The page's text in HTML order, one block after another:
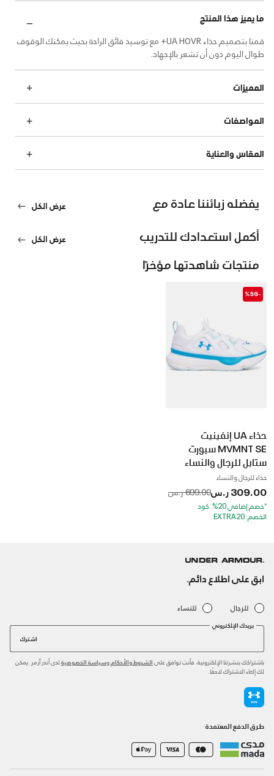
ما يميز هذا المنتج
قمنا بتصميم حذاء UA HOVR+ مع توسيد فائق الراحة بحيث يمكنك الوقوف
طوال اليوم دون أن تشعر بالإجهاد.
المميزات
المواصفات
المقاس والعناية
يفضله زبائننا عادة مع عرض الكل
أكمل استعدادك للتدريب عرض الكل
منتجات شاهدتها مؤخرًا
-%56
حذاء UA إنفينيت
MVMNT SE سبورت
ستايل للرجال والنساء
حذاء للرجال والنساء
309.00 ر.س Price reduced from
699.00 ر.س to
*خصم إضافي 20%. كود
الخصم: EXTRA20
ابق على اطلاع دائم.
للرجال للنساء
بريدك الإلكتروني
اشترك
باشتراكك بنشرتنا الإلكترونية، فأنت توافق على الشروط والأحكام وسياسة الخصوصية لدى أندر آرمر. يمكن
لك إلغاء الاشتراك لاحقًا.
طرق الدفع المعتمدة